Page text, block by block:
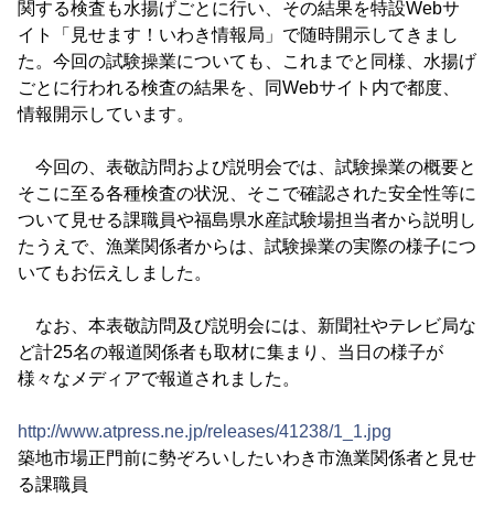
関する検査も水揚げごとに行い、その結果を特設Webサ
イト「見せます！いわき情報局」で随時開示してきまし
た。今回の試験操業についても、これまでと同様、水揚げ
ごとに行われる検査の結果を、同Webサイト内で都度、
情報開示しています。
今回の、表敬訪問および説明会では、試験操業の概要と
そこに至る各種検査の状況、そこで確認された安全性等に
ついて見せる課職員や福島県水産試験場担当者から説明し
たうえで、漁業関係者からは、試験操業の実際の様子につ
いてもお伝えしました。
なお、本表敬訪問及び説明会には、新聞社やテレビ局な
ど計25名の報道関係者も取材に集まり、当日の様子が
様々なメディアで報道されました。
http://www.atpress.ne.jp/releases/41238/1_1.jpg
築地市場正門前に勢ぞろいしたいわき市漁業関係者と見せ
る課職員